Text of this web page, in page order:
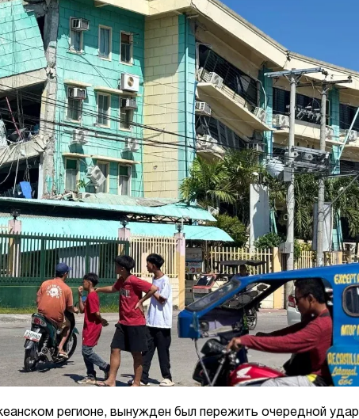
регионе, вынужден был пережить очередной удар